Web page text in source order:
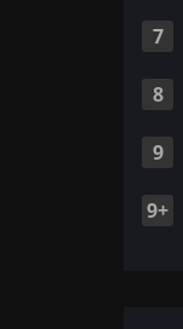
7
8
9
9+